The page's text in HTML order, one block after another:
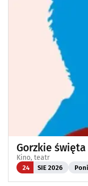
Gorzkie
Kino, teatr
24 SIE 2026